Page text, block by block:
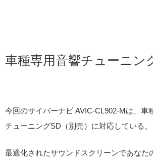
車種専用音響チューニン
今回のサイバーナビ AVIC-CL902-Mは、車
チューニングSD（別売）に対応している。
最適化されたサウンドスクリーンであなた